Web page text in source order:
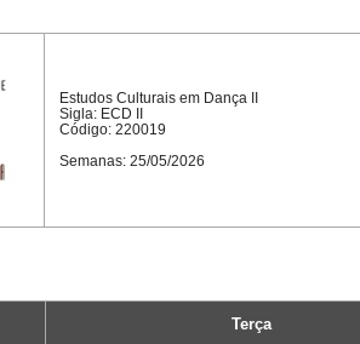
Estudos Culturais em Dança II
Sigla: ECD II
Código: 220019
Semanas: 25/05/2026
Terça